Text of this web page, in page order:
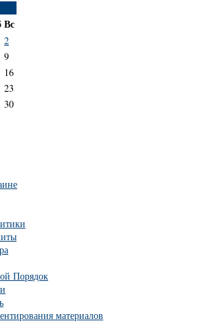
Вс
2
9
16
23
30
Порядок
материалов